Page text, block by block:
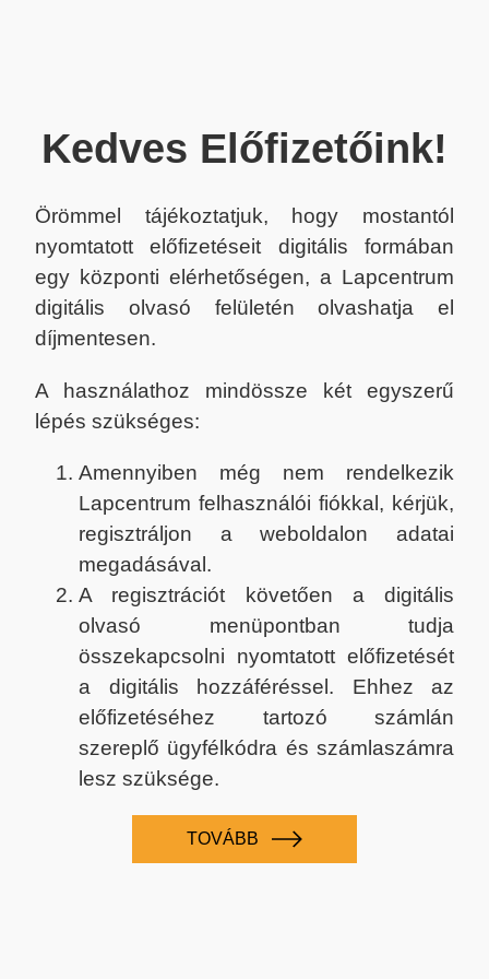
Kedves Előfizetőink!
Örömmel tájékoztatjuk, hogy mostantól
nyomtatott előfizetéseit digitális formában
egy központi elérhetőségen, a Lapcentrum
digitális olvasó felületén olvashatja el
díjmentesen.
A használathoz mindössze két egyszerű
lépés szükséges:
Amennyiben még nem rendelkezik
Lapcentrum felhasználói fiókkal, kérjük,
regisztráljon a weboldalon adatai
megadásával.
A regisztrációt követően a digitális
olvasó menüpontban tudja
összekapcsolni nyomtatott előfizetését
a digitális hozzáféréssel. Ehhez az
előfizetéséhez tartozó számlán
szereplő ügyfélkódra és számlaszámra
lesz szüksége.
TOVÁBB